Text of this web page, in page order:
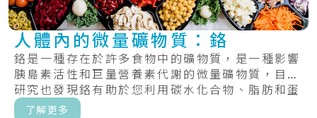
人體內的微量礦物質：鉻
鉻是一種存在於許多食物中的礦物質，是一種影響
胰島素活性和巨量營養素代謝的微量礦物質，目前
研究也發現鉻有助於您利用碳水化合物、脂肪和蛋
白質.....
了解更多